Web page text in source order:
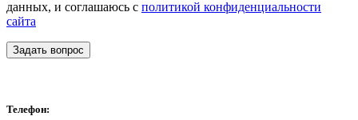
данных, и соглашаюсь с политикой конфиденциальности
сайта
Задать вопрос
Телефон: